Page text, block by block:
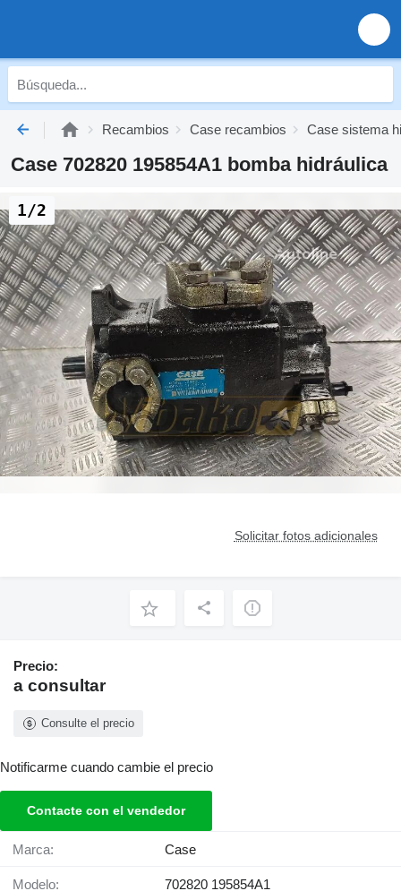
Recambios Case recambios Case sistema
Case 702820 195854A1 bomba hidráulica
Solicitar fotos adicionales
1/2
Precio:
a consultar
Consulte el precio
Notificarme cuando cambie el precio
Contacte con el vendedor
Marca: Case
Modelo: 702820 195854A1